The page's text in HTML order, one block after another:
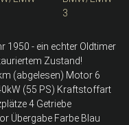
1950 - ein echter Oldtimer
Zustand!
(abgelesen) Motor 6
(55 PS) Kraftstoffart
4 Getriebe
Übergabe Farbe Blau